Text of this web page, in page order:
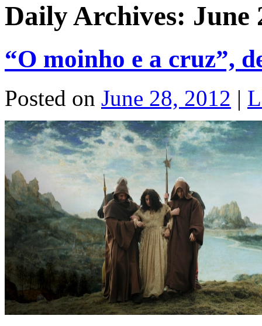
Daily Archives: June
“O moinho e a cruz”,
Posted on June 28, 2012 |